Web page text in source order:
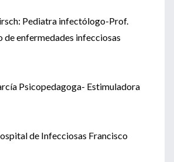
Pediatra infectólogo-Prof.
de enfermedades infecciosas
Psicopedagoga- Estimuladora
de Infecciosas Francisco